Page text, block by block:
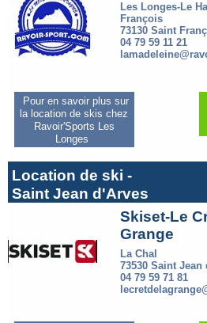
Les Longes-Le
François
73130 Saint
04 79 59 11 21
Pour en savoir plus sur
la location de skis chez
Ravoir'Sports Les
Longes
Location de ski -
Saint Jean d'Arves
Skiset-Le
Grange
La Chal
73530 Saint Jean
04 79 59 71 81